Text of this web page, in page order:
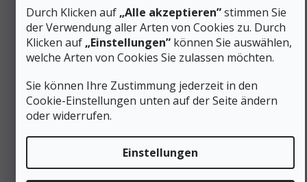
Durch Klicken auf „Alle akzeptieren”stimmen Sie
der Verwendung aller Arten von Cookies zu. Durch
Klicken auf „Einstellungen” können Sie auswählen,
welche Arten von Cookies Sie zulassen möchten.
Sie können Ihre Zustimmung jederzeit in den
Cookie-Einstellungen unten auf der Seite ändern
oder widerrufen.
Einstellungen
Sichere und gefederte Trekkingschuhe für
jedes Wetter
Die GORE-TEX®-Membran sorgt auch bei
Trockenheit und ein stabiles Mikroklima
Die Vibram®-Sohle mit durchdachter Struktur der
Bremszonen bietet unübertroffenen Grip bei steilen
Abstiegen und auf rutschigen Felsen
Das selbstreinigende Sohlenprofil leitet Schlamm und
Schmutz effektiv ab und sorgt so für dauerhaften Halt